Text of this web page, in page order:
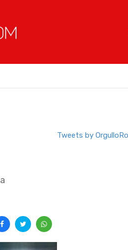
Tweets by